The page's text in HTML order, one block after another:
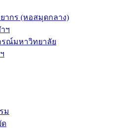
ากร (หอสมุดกลาง)
ฯ
ณ์มหาวิทยาลัย
ม
ด